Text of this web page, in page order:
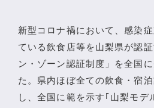
新型コロナ禍において、感染
ている飲食店等を山梨県が認
ン・ゾーン認証制度」を全国
た。県内ほぼ全ての飲食・宿
し、全国に範を示す｢山梨モデ